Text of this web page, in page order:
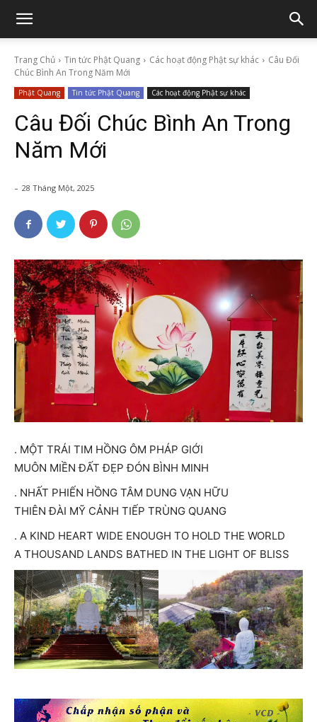
Trang Chủ Tin tức Phật Quang Các hoạt động Phật sự khác
Câu Đối
Chúc Bình An Trong Năm Mới
Phật Quang Tin tức Phật Quang Các hoạt động Phật sự khác
Câu Đối Chúc Bình An Trong
Năm Mới
- 28 Tháng Một, 2025
. MỘT TRÁI TIM HỒNG ÔM PHÁP GIỚI
MUÔN MIỀN ĐẤT ĐẸP ĐÓN BÌNH MINH
. NHẤT PHIẾN HỒNG TÂM DUNG VẠN HỮU
THIÊN ĐÀI MỸ CẢNH TIẾP TRÙNG QUANG
. A KIND HEART WIDE ENOUGH TO HOLD THE WORLD
A THOUSAND LANDS BATHED IN THE LIGHT OF BLISS